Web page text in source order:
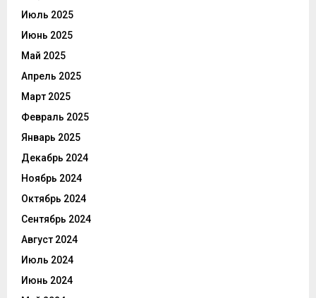
Июль 2025
Июнь 2025
Май 2025
Апрель 2025
Март 2025
Февраль 2025
Январь 2025
Декабрь 2024
Ноябрь 2024
Октябрь 2024
Сентябрь 2024
Август 2024
Июль 2024
Июнь 2024